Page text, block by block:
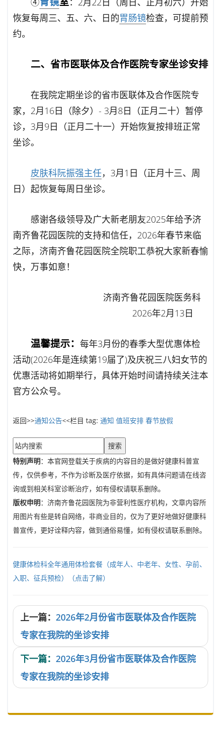
恢复每周三、五、六、日的胃肠镜检查，可提前预
约。
二、省市医联体及合作医院专家坐诊安排
在我院定期坐诊的省市医联体及合作医院专
家，2月16日（除夕）- 3月8日（正月二十）暂停
诊，3月9日（正月二十一）开始恢复按排班正常
坐诊。
皮肤科阮振强主任，3月1日（正月十三、周
日）起恢复每周日坐诊。
感谢各级领导及广大新老朋友2025年给予济
南齐鲁花园医院的支持和信任，2026年春节来临
之际，济南齐鲁花园医院全院职工恭祝大家新春愉
快，万事如意！
济南齐鲁花园医院医务科
2026年2月13日
温馨提示： 每年3月份的春季大型优惠体检
活动(2026年是连续第19届了)及庆祝三八妇女节的
优惠活动将如期举行，具体开始时间请持续关注本
官方公众号。
返回>>通知公告<<栏目 tag: 通知 值班安排 春节放假
搜索
特别声明：本官网登载关于疾病的内容目的是做好健康科普宣
传，仅供参考，不作为诊断及医疗依据，如有具体问题请在线咨
询或到相关科室诊断治疗，如有侵权请联系删除。
版权申明：济南齐鲁花园医院为非营利性医疗机构，文章内容所
用图片有些是转自网络，非商业目的，仅为了更好地做好健康科
普宣传，更好诠释内容，做到通俗易懂，如有侵权请联系删除。
健康体检科全年通用体检套餐（成年人、中老年、女性、孕前、
入职、征兵预检）（点击了解）
上一篇： 2026年2月份省市医联体及合作医院
专家在我院的坐诊安排
下一篇： 2026年3月份省市医联体及合作医院
专家在我院的坐诊安排